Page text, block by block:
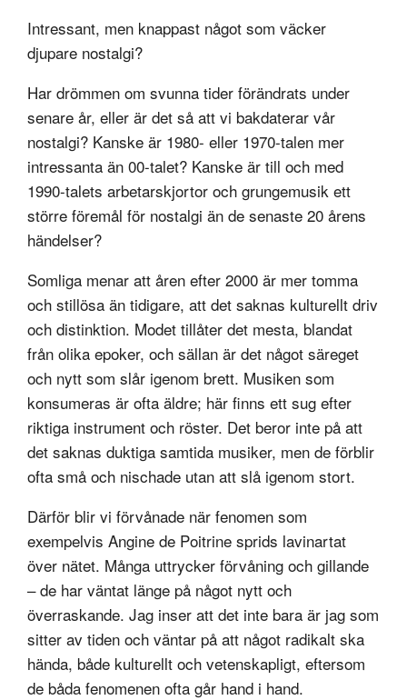
Intressant, men knappast något som väcker
djupare nostalgi?
Har drömmen om svunna tider förändrats under
senare år, eller är det så att vi bakdaterar vår
nostalgi? Kanske är 1980- eller 1970-talen mer
intressanta än 00-talet? Kanske är till och med
1990-talets arbetarskjortor och grungemusik ett
större föremål för nostalgi än de senaste 20 årens
händelser?
Somliga menar att åren efter 2000 är mer tomma
och stillösa än tidigare, att det saknas kulturellt driv
och distinktion. Modet tillåter det mesta, blandat
från olika epoker, och sällan är det något säreget
och nytt som slår igenom brett. Musiken som
konsumeras är ofta äldre; här finns ett sug efter
riktiga instrument och röster. Det beror inte på att
det saknas duktiga samtida musiker, men de förblir
ofta små och nischade utan att slå igenom stort.
Därför blir vi förvånade när fenomen som
exempelvis Angine de Poitrine sprids lavinartat
över nätet. Många uttrycker förvåning och gillande
– de har väntat länge på något nytt och
överraskande. Jag inser att det inte bara är jag som
sitter av tiden och väntar på att något radikalt ska
hända, både kulturellt och vetenskapligt, eftersom
de båda fenomenen ofta går hand i hand.